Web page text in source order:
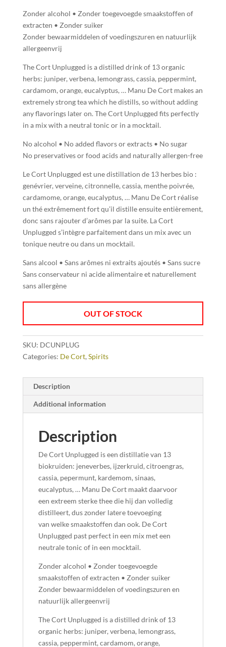
Zonder alcohol • Zonder toegevoegde smaakstoffen of
extracten • Zonder suiker
Zonder bewaarmiddelen of voedingszuren en natuurlijk
allergeenvrij
The Cort Unplugged is a distilled drink of 13 organic
herbs: juniper, verbena, lemongrass, cassia, peppermint,
cardamom, orange, eucalyptus, … Manu De Cort makes an
extremely strong tea which he distills, so without adding
any flavorings later on. The Cort Unplugged fits perfectly
in a mix with a neutral tonic or in a mocktail.
No alcohol • No added flavors or extracts • No sugar
No preservatives or food acids and naturally allergen-free
Le Cort Unplugged est une distillation de 13 herbes bio :
genévrier, verveine, citronnelle, cassia, menthe poivrée,
cardamome, orange, eucalyptus, … Manu De Cort réalise
un thé extrêmement fort qu’il distille ensuite entièrement,
donc sans rajouter d’arômes par la suite. La Cort
Unplugged s’intègre parfaitement dans un mix avec un
tonique neutre ou dans un mocktail.
Sans alcool • Sans arômes ni extraits ajoutés • Sans sucre
Sans conservateur ni acide alimentaire et naturellement
sans allergène
OUT OF STOCK
SKU: DCUNPLUG
Categories: De Cort, Spirits
Description
Additional information
Description
De Cort Unplugged is een distillatie van 13
biokruiden: jeneverbes, ijzerkruid, citroengras,
cassia, pepermunt, kardemom, sinaas,
eucalyptus, … Manu De Cort maakt daarvoor
een extreem sterke thee die hij dan volledig
distilleert, dus zonder latere toevoeging
van welke smaakstoffen dan ook. De Cort
Unplugged past perfect in een mix met een
neutrale tonic of in een mocktail.
Zonder alcohol • Zonder toegevoegde
smaakstoffen of extracten • Zonder suiker
Zonder bewaarmiddelen of voedingszuren en
natuurlijk allergeenvrij
The Cort Unplugged is a distilled drink of 13
organic herbs: juniper, verbena, lemongrass,
cassia, peppermint, cardamom, orange,